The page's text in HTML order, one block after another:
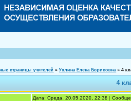
страницы учителей » Ухлина Елена Борисовна » 4
4
Дата: Среда, 20.05.2020, 22:38 |